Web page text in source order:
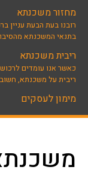
מחזור משכנתא
רובנו בעת הבעת עניין
בתנאי המשכנתא
ריבית משכנתא
כאשר אנו עומדים
ריבית על משכנתא,
מימון לעסקים